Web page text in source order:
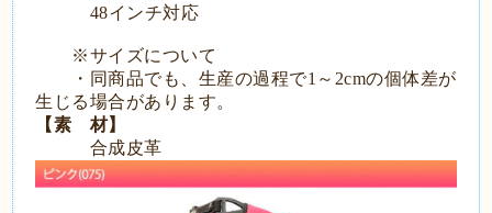
48インチ対応
※サイズについて
・同商品でも、生産の過程で1～2cmの個体差が
生じる場合があります。
【素 材】
合成皮革